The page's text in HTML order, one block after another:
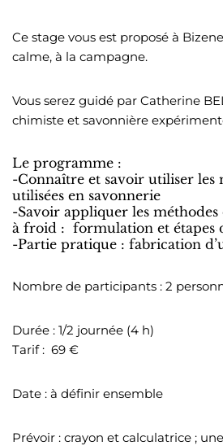
Ce stage vous est proposé à
calme, à la campagne.
Vous serez guidé par Catherine
chimiste et savonnière
Le programme :
-Connaître et savoir utiliser les
utilisées en savonnerie
-Savoir appliquer les
à froid : formulation et étapes
-Partie pratique : fabrication
Nombre de participants : 2
Durée : 1/2 journée (4 h)
Tarif : 69 €
Date : à définir ensemble
Prévoir : crayon et calculatrice ;